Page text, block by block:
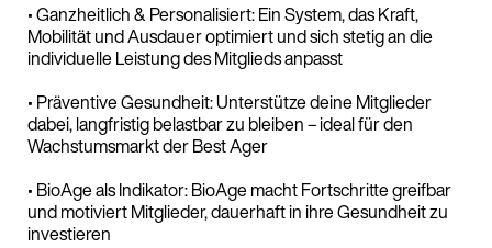
• Ganzheitlich & Personalisiert: Ein System, das Kraft,
Mobilität und Ausdauer optimiert und sich stetig an die
individuelle Leistung des Mitglieds anpasst
• Präventive Gesundheit: Unterstütze deine Mitglieder
dabei, langfristig belastbar zu bleiben – ideal für den
Wachstumsmarkt der Best Ager
• BioAge als Indikator: BioAge macht Fortschritte greifbar
und motiviert Mitglieder, dauerhaft in ihre Gesundheit zu
investieren